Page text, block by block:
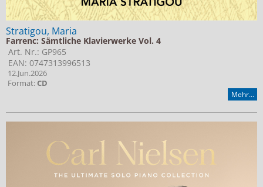
Stratigou, Maria
Farrenc: Sämtliche Klavierwerke Vol. 4
Art. Nr.: GP965
EAN: 0747313996513
12.Jun.2026
Format:CD
Mehr...